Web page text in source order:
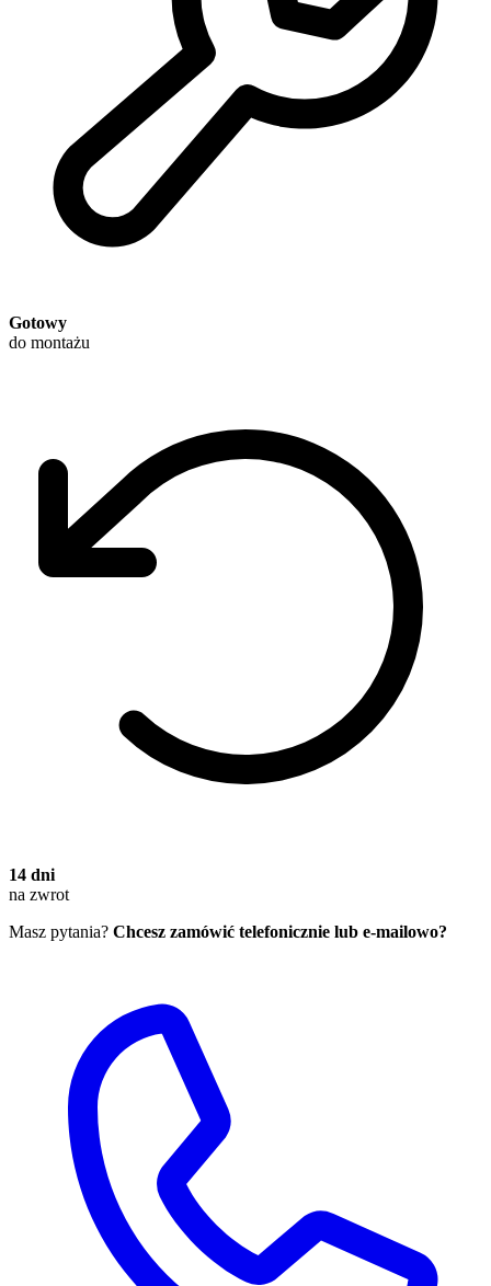
Gotowy
do montażu
14 dni
na zwrot
Masz pytania? Chcesz zamówić telefonicznie lub e-mailowo?